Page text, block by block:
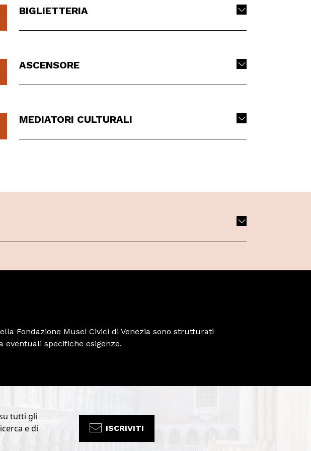
BIGLIETTERIA
ASCENSORE
MEDIATORI CULTURALI
Fondazione Musei Civici di Venezia sono strutturati
specifiche esigenze.
tutti gli
e di
ISCRIVITI